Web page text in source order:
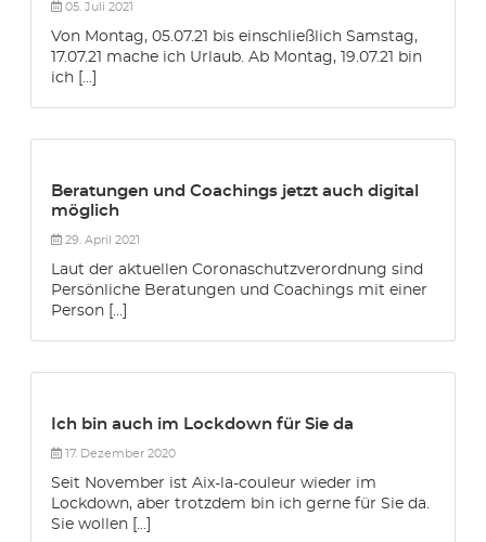
05. Juli 2021
Von Montag, 05.07.21 bis einschließlich Samstag,
17.07.21 mache ich Urlaub. Ab Montag, 19.07.21 bin
ich [...]
Beratungen und Coachings jetzt auch digital
möglich
29. April 2021
Laut der aktuellen Coronaschutzverordnung sind
Persönliche Beratungen und Coachings mit einer
Person [...]
Ich bin auch im Lockdown für Sie da
17. Dezember 2020
Seit November ist Aix-la-couleur wieder im
Lockdown, aber trotzdem bin ich gerne für Sie da.
Sie wollen [...]